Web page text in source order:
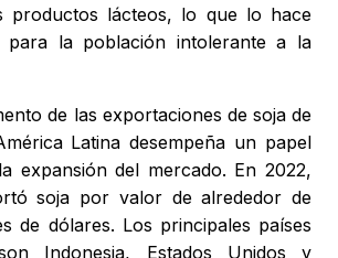
productos lácteos, lo que lo hace
para la población intolerante a la
de las exportaciones de soja de
Latina desempeña un papel
expansión del mercado. En 2022,
soja por valor de alrededor de
de dólares. Los principales países
Indonesia, Estados Unidos y